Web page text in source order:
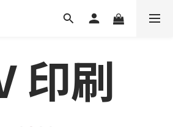
印刷